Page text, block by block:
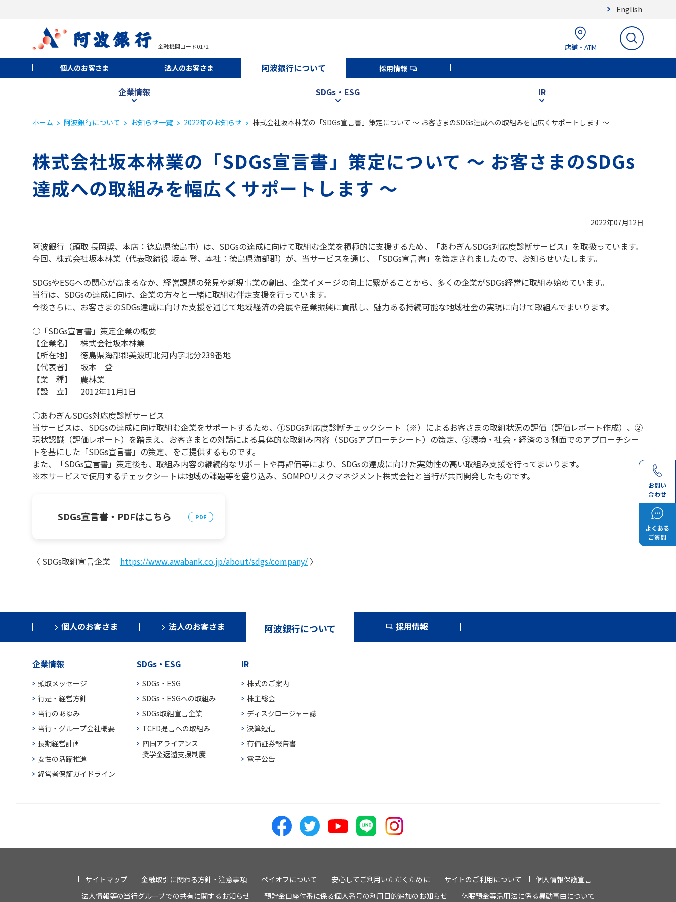
English
金融機関コード0172 店舗・ATM
個人のお客さま 法人のお客さま 阿波銀行について 採用情報
企業情報 SDGs・ESG IR
お問い
合わせ
よくある
ご質問
ホーム 阿波銀行について お知らせ一覧 2022年のお知らせ 株式会社坂本林業の「SDGs宣言書」策定について ～ お客さまのSDGs達成への取組みを幅広くサポートします ～
株式会社坂本林業の「SDGs宣言書」策定について ～ お客さまのSDGs
達成への取組みを幅広くサポートします ～
2022年07月12日
阿波銀行（頭取 長岡奨、本店：徳島県徳島市）は、SDGsの達成に向けて取組む企業を積極的に支援するため、「あわぎんSDGs対応度診断サービス」を取扱っています。
今回、株式会社坂本林業（代表取締役 坂本 登、本社：徳島県海部郡）が、当サービスを通じ、「SDGs宣言書」を策定されましたので、お知らせいたします。
SDGsやESGへの関心が高まるなか、経営課題の発見や新規事業の創出、企業イメージの向上に繋がることから、多くの企業がSDGs経営に取組み始めています。
当行は、SDGsの達成に向け、企業の方々と一緒に取組む伴走支援を行っています。
今後さらに、お客さまのSDGs達成に向けた支援を通じて地域経済の発展や産業振興に貢献し、魅力ある持続可能な地域社会の実現に向けて取組んでまいります。
○「SDGs宣言書」策定企業の概要
【企業名】 株式会社坂本林業
【所在地】 徳島県海部郡美波町北河内字北分239番地
【代表者】 坂本 登
【業 種】 農林業
【設 立】 2012年11月1日
○あわぎんSDGs対応度診断サービス
当サービスは、SDGsの達成に向け取組む企業をサポートするため、①SDGs対応度診断チェックシート（※）によるお客さまの取組状況の評価（評価レポート作成）、②
現状認識（評価レポート）を踏まえ、お客さまとの対話による具体的な取組み内容（SDGsアプローチシート）の策定、③環境・社会・経済の３側面でのアプローチシー
トを基にした「SDGs宣言書」の策定、をご提供するものです。
また、「SDGs宣言書」策定後も、取組み内容の継続的なサポートや再評価等により、SDGsの達成に向けた実効性の高い取組み支援を行ってまいります。
※本サービスで使用するチェックシートは地域の課題等を盛り込み、SOMPOリスクマネジメント株式会社と当行が共同開発したものです。
SDGs宣言書・PDFはこちら
〈 SDGs取組宣言企業 https://www.awabank.co.jp/about/sdgs/company/ 〉
個人のお客さま 法人のお客さま 阿波銀行について 採用情報
企業情報
頭取メッセージ
行是・経営方針
当行のあゆみ
当行・グループ会社概要
長期経営計画
女性の活躍推進
経営者保証ガイドライン
SDGs・ESG
SDGs・ESG
SDGs・ESGへの取組み
SDGs取組宣言企業
TCFD提言への取組み
四国アライアンス
奨学金返還支援制度
IR
株式のご案内
株主総会
ディスクロージャー誌
決算短信
有価証券報告書
電子公告
サイトマップ 金融取引に関わる方針・注意事項 ペイオフについて 安心してご利用いただくために サイトのご利用について
個人情報保護宣言
法人情報等の当行グループでの共有に関するお知らせ
預貯金口座付番に係る個人番号の利用目的追加のお知らせ 休眠預金等活用法に係る異動事由について